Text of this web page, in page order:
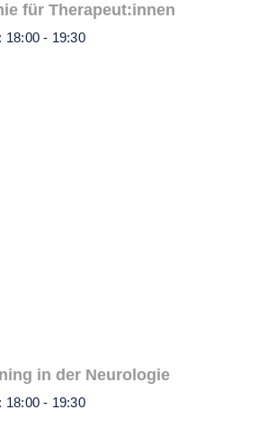
für Therapeut:innen
18:00 - 19:30
in der Neurologie
18:00 - 19:30